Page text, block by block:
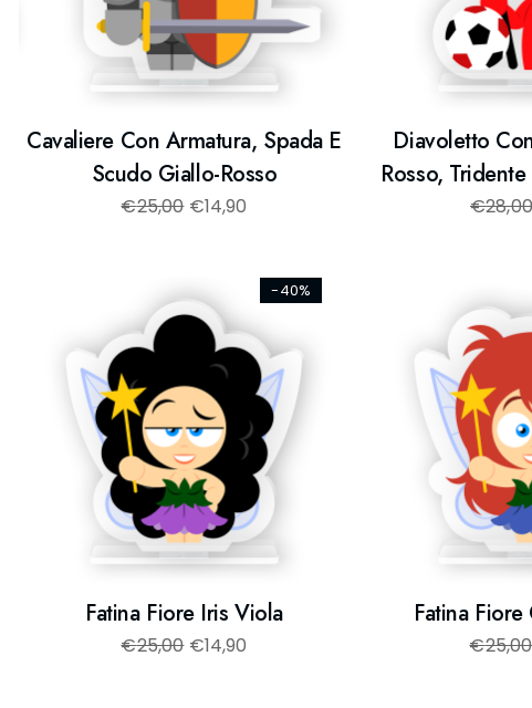
Cavaliere Con Armatura, Spada E
Scudo Giallo-Rosso
€25,00 €14,90
Diavoletto
Rosso,
€28,00
-40%
Fatina Fiore Iris Viola
€25,00 €14,90
Fatina
€25,00